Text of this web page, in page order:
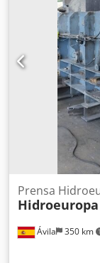
Ávila 350 km
Prensa
Hidroeuropa